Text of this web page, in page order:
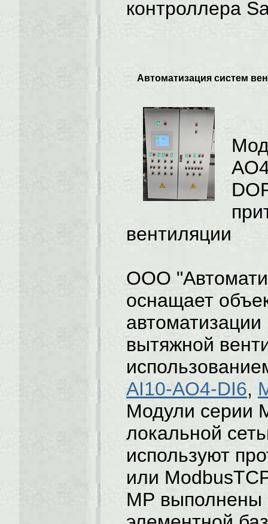
контроллера
Автоматизация систем
вентиляции
ООО
оснащает
автоматизации
вытяжной
AI10-AO4-DI6,
Модули серии
локальной
используют
или
МР выполнены